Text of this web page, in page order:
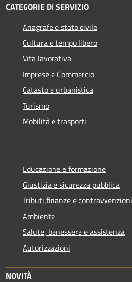
CATEGORIE DI SERVIZIO
Anagrafe e stato civile
Cultura e tempo libero
Vita lavorativa
Imprese e Commercio
Catasto e urbanistica
Turismo
Mobilità e trasporti
Educazione e formazione
Giustizia e sicurezza pubblica
Tributi,finanze e contravvenzioni
Ambiente
Salute, benessere e assistenza
Autorizzazioni
NOVITÀ